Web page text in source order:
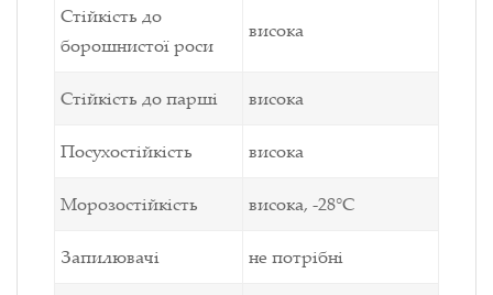
Стійкість до
борошнистої роси
висока
Стійкість до парші висока
Посухостійкість висока
Морозостійкість висока, -28°С
Запилювачі не потрібні